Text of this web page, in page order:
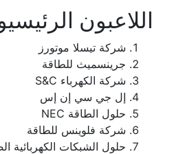
اللاعبون
شركة تيسلا موتورز
جرينسميث للطاقة
شركة الكهرباء S&C
إل جي سي إن إس
حلول الطاقة NEC
شركة فلوينس للطاقة
حلول الشبكات الكهربائية